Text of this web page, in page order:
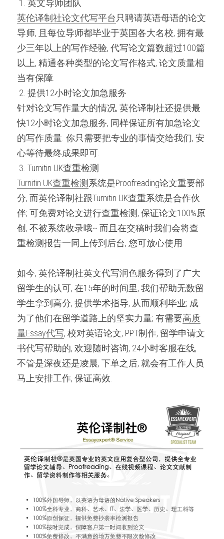
1. 英文导师团队
英伦译制社论文代写平台 只聘请英语母语的论文
导师, 且每位导师都毕业于英国各大名校, 拥有最
少三年以上的写作经验, 代写论文篇数超过100篇
以上, 精通各种类型的论文写作格式, 论文质量相
当有保障.
2. 提供12小时论文加急服务
针对论文写作量大的情况, 英伦译制社还提供最
快12小时论文加急服务, 同样保证所有加急论文
的写作质量. 你只需要把专业的事情交给我们, 安
心等待最终成果即可.
3. Turnitin UK查重检测
Turnitin UK查重检测 系统是Proofreading论文重要部
分, 而英伦译制社跟Turnitin UK查重系统是合作伙
伴; 可免费对论文进行查重检测, 保证论文100%原
创, 不被系统收录哦~ 而且在交稿时我们会将查
重检测报告一同上传到后台, 您可放心使用.
如今, 英伦译制社英文代写润色服务得到了广大
留学生的认可, 在15年的时间里, 我们帮助无数留
学生拿到高分, 提供学术指导, 从而顺利毕业; 成
为了他们在留学道路上的坚实力量; 有需要高质
量Essay代写, 校对英语论文, PPT制作, 留学申请文
书代写帮助的, 欢迎随时咨询, 24小时客服在线,
不管是深夜还是凌晨, 下单之后, 就会有工作人员
马上安排工作, 保证高效.